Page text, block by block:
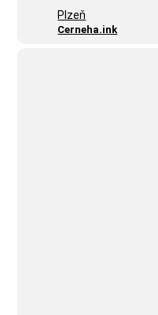
Plzeň
Cerneha.ink